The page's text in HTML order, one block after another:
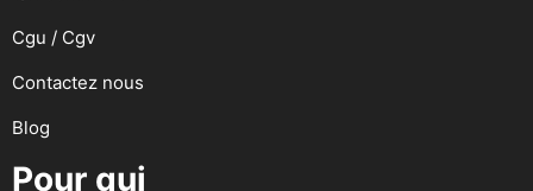
Cgu / Cgv
Contactez nous
Blog
Pour qui